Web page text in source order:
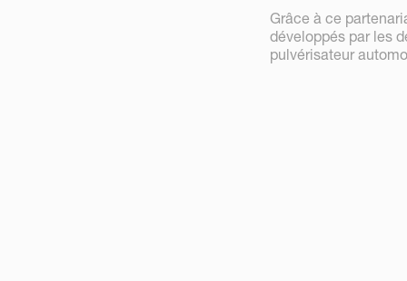
Grâce à ce
développés par les
pulvérisateur